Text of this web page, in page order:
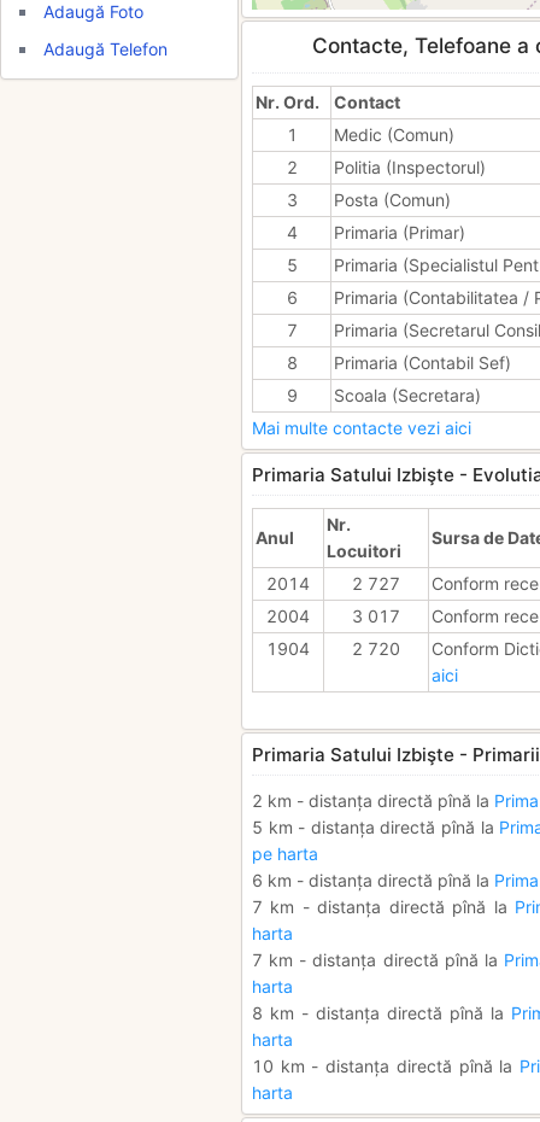
Adaugă Foto
Adaugă Telefon
Contacte, Telefoane
Nr. Ord.
Contact
1
Medic (Comun)
2
Politia (Inspectorul)
3
Posta (Comun)
4
Primaria (Primar)
5
Primaria (Specialistul
6
Primaria (Contabilitatea /
7
Primaria (Secretarul
8
Primaria (Contabil Sef)
9
Scoala (Secretara)
Mai multe contacte vezi aici
Primaria Satului Izbişte -
Anul
Nr.
Locuitori
Sursa de
2014 2 727
Conform
2004
3 017
Conform
1904
2 720
Conform
aici
Primaria Satului Izbişte -
2 km - distanța directă pînă la
5 km - distanța directă pînă la
pe harta
6 km - distanța directă pînă la
7 km - distanța directă pînă la
harta
7 km - distanța directă pînă la
harta
8 km - distanța directă pînă la
harta
10 km - distanța directă pînă la
harta